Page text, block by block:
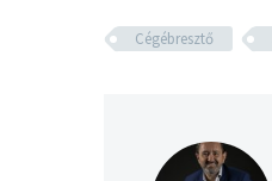
Cégébresztő